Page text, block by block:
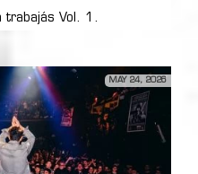
trabajás Vol. 1.
MAY 24, 2026